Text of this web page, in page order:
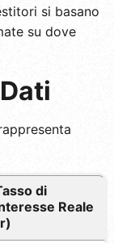
si basano
su dove
di
Reale